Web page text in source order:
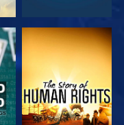
REGARDER